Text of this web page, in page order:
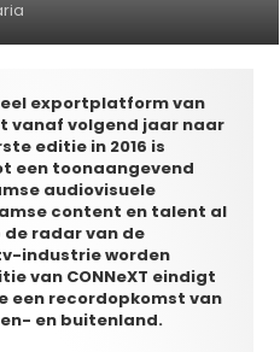
exportplatform van
vanaf volgend jaar naar
editie in 2016 is
een toonaangevend
audiovisuele
content en talent al
de radar van de
industrie worden
van CONNeXT eindigt
een recordopkomst van
en buitenland.